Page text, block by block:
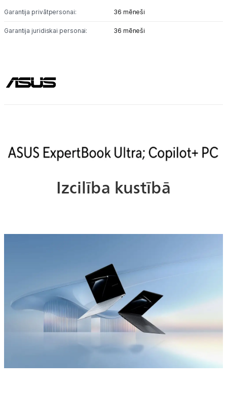
Garantija privātpersonai: 36 mēneši
Garantija juridiskai personai: 36 mēneši
Izcilība kustībā